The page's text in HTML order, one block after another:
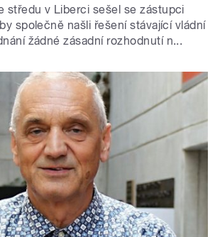
středu v Liberci sešel se zástupci
společně našli řešení stávající vládní
žádné zásadní rozhodnutí n...